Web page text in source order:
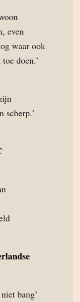
even
waar ook
doen.’
scherp.’
bang’